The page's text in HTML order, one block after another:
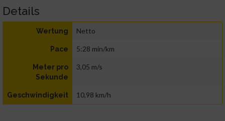
Details
Wertung Netto
Pace 5:28 min/km
Meter pro
Sekunde
3,05 m/s
Geschwindigkeit 10,98 km/h